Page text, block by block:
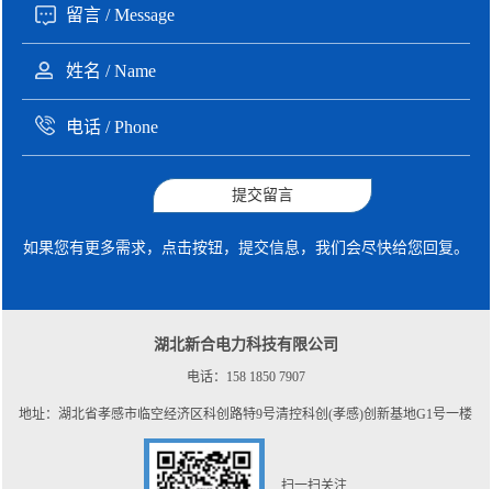
提交留言
如果您有更多需求，点击按钮，提交信息，我们会尽快给您回复。
湖北新合电力科技有限公司
电话：158 1850 7907
地址：湖北省孝感市临空经济区科创路特9号清控科创(孝感)创新基地G1号一楼
扫一扫关注